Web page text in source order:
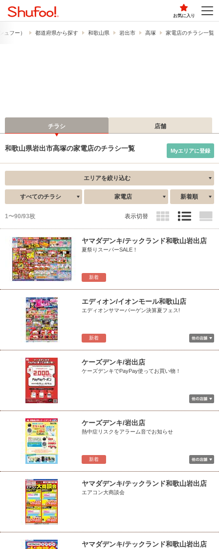
お気に入り
ュフー） 都道府県から探す 和歌山県 岩出市 高塚 家電店のチラシ一覧
チラシ 店舗
和歌山県岩出市高塚の家電店のチラシ一覧 Myエリアに登録
エリアを絞り込む
すべてのチラシ 家電店 新着順
1〜90/93枚 表示切替
新着
ヤマダデンキ/テックランド和歌山岩出店
夏祭りスーパーSALE！
新着
エディオン/イオンモール和歌山店
エディオンサマーバーゲン決算夏フェス!
ケーズデンキ/岩出店
ケーズデンキでPayPay使ってお買い物！
新着
ケーズデンキ/岩出店
熱中症リスクをアラーム音でお知らせ
ヤマダデンキ/テックランド和歌山岩出店
エアコン大商談会
ヤマダデンキ/テックランド和歌山岩出店